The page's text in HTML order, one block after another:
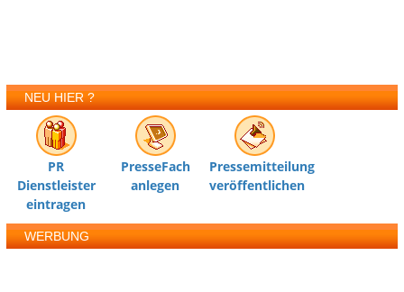
NEU HIER ?
PR
Dienstleister
eintragen
PresseFach
anlegen
Pressemitteilung
veröffentlichen
WERBUNG